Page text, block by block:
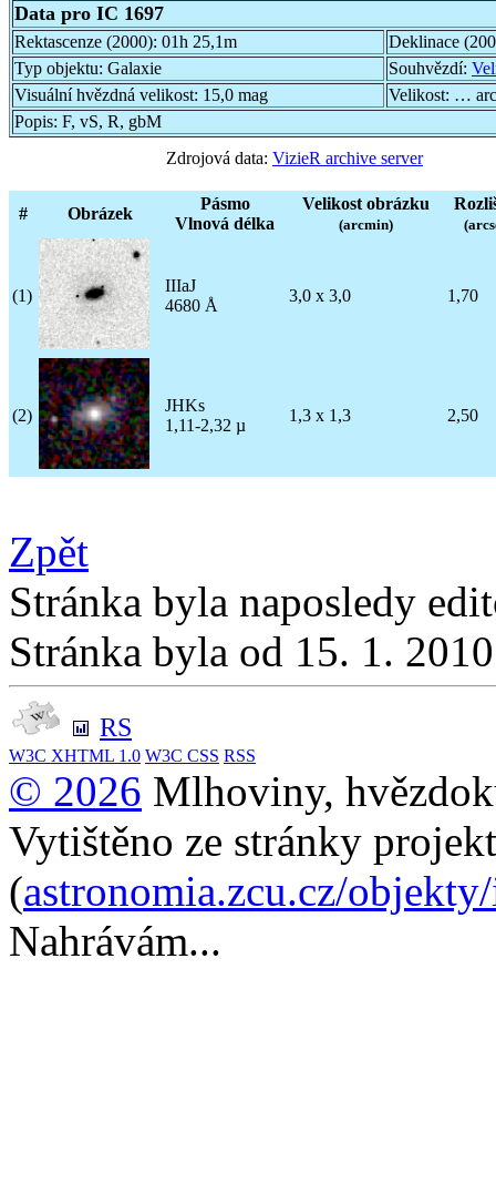
Data pro IC 1697
Rektascenze (2000): 01h 25,1m
Deklinace
Typ objektu: Galaxie Souhvězdí:
Visuální hvězdná velikost: 15,0 mag Velikost: …
Popis: F, vS, R, gbM
Zdrojová data: VizieR archive server
# Obrázek
Pásmo
Vlnová délka
Velikost obrázku
(arcmin)
(1)
IIIaJ
4680 Å
3,0 x 3,0 1,70
(2)
JHKs
1,11-2,32 µ
1,3 x 1,3 2,50
Zpět
Stránka byla naposledy
Stránka byla od 15. 1.
RS
W3C XHTML 1.0 W3C CSS RSS
© 2026 Mlhoviny,
Vytištěno ze stránky
(astronomia.zcu.cz/
Nahrávám...